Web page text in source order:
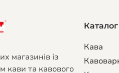
магазинів із
кави та кавового
Каталог
Кава